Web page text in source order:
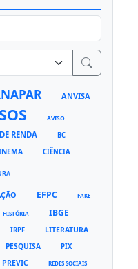
ANVISA
AVISO
RENDA BC
CIÊNCIA
EFPC FAKE
HISTÓRIA IBGE
IRPF LITERATURA
PESQUISA PIX
PREVIC REDES SOCIAIS